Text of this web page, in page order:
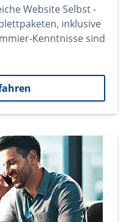
Website Selbst -
inklusive
Kenntnisse sind